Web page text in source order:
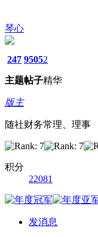
琴心
247
主题
9505
帖子
2
精华
版主
随社财务常理、理事
积分
22081
发消息